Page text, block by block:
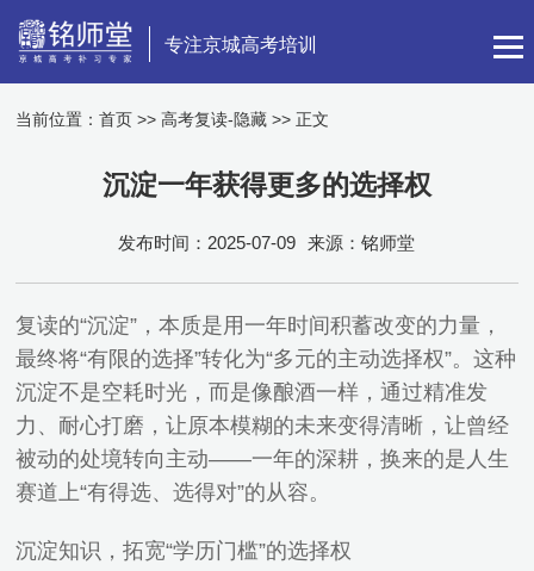
专注京城高考培训
当前位置：首页 >> 高考复读-隐藏 >> 正文
沉淀一年获得更多的选择权
发布时间：2025-07-09 来源：铭师堂
复读的“沉淀”，本质是用一年时间积蓄改变的力量，
最终将“有限的选择”转化为“多元的主动选择权”。这种
沉淀不是空耗时光，而是像酿酒一样，通过精准发
力、耐心打磨，让原本模糊的未来变得清晰，让曾经
被动的处境转向主动——一年的深耕，换来的是人生
赛道上“有得选、选得对”的从容。
沉淀知识，拓宽“学历门槛”的选择权